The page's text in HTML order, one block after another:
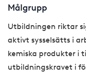
Målgrupp
Utbildningen riktar
aktivt sysselsätts i
kemiska produkter i
utbildningskravet i